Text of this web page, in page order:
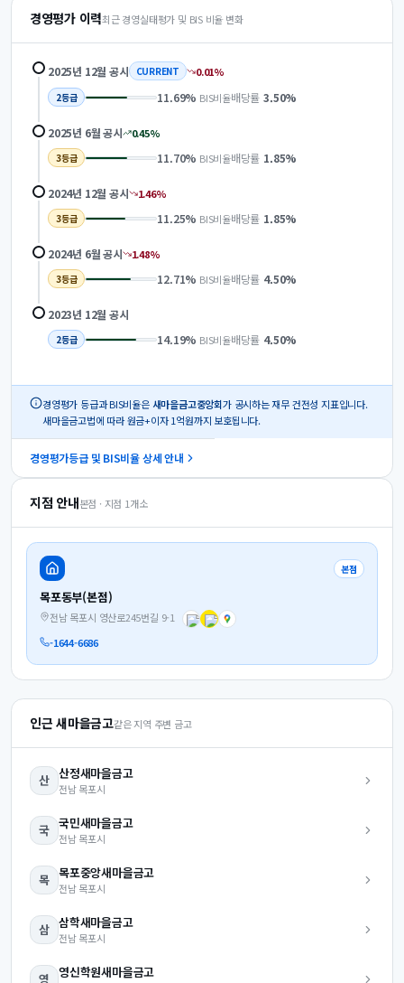
경영평가 이력최근 경영실태평가 및 BIS 비율 변화
2025년 12월 공시 CURRENT 0.01%
2등급 11.69% BIS비율배당률 3.50%
2025년 6월공시 0.45%
3등급 11.70% BIS비율배당률 1.85%
2024년 12월 공시 1.46%
3등급 11.25% BIS비율배당률 1.85%
2024년 6월공시 1.48%
3등급 12.71% BIS비율배당률 4.50%
2023년 12월 공시
2등급 14.19% BIS비율배당률 4.50%
경영평가 등급과 BIS비율은 새마을금고중앙회가 공시하는 재무 건전성 지표입니다.
새마을금고법에 따라 원금+이자 1억원까지 보호됩니다.
경영평가등급 및 BIS비율 상세 안내
지점 안내본점 · 지점 1개소
본점
목포동부(본점)
전남 목포시 영산로245번길 9-1
-1644-6686
인근 새마을금고같은 지역 주변 금고
산 산정새마을금고
전남 목포시
국 국민새마을금고
전남 목포시
목 목포중앙새마을금고
전남 목포시
삼 삼학새마을금고
전남 목포시
영 영신학원새마을금고